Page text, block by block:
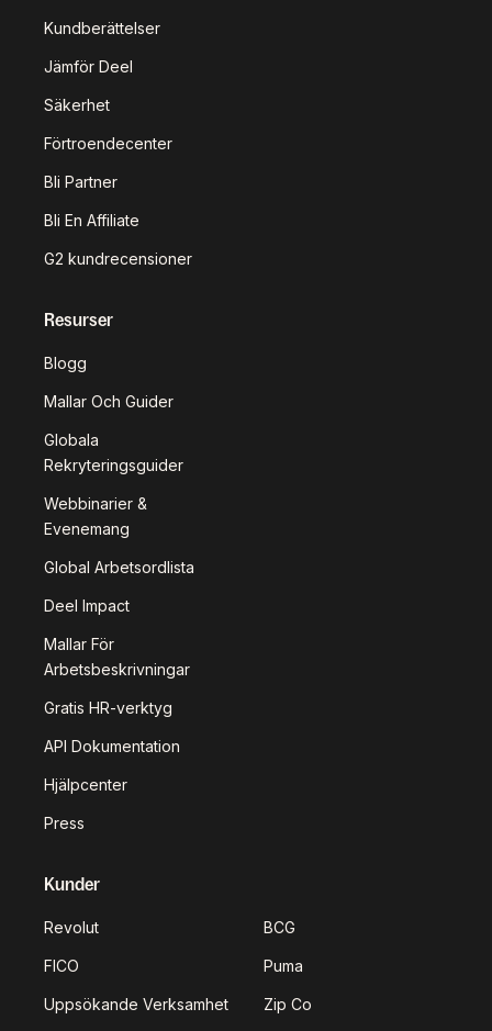
Kundberättelser
Jämför Deel
Säkerhet
Förtroendecenter
Bli Partner
Bli En Affiliate
G2 kundrecensioner
Resurser
Blogg
Mallar Och Guider
Globala
Rekryteringsguider
Webbinarier &
Evenemang
Global Arbetsordlista
Deel Impact
Mallar För
Arbetsbeskrivningar
Gratis HR-verktyg
API Dokumentation
Hjälpcenter
Press
Kunder
Revolut BCG
FICO Puma
Uppsökande Verksamhet Zip Co